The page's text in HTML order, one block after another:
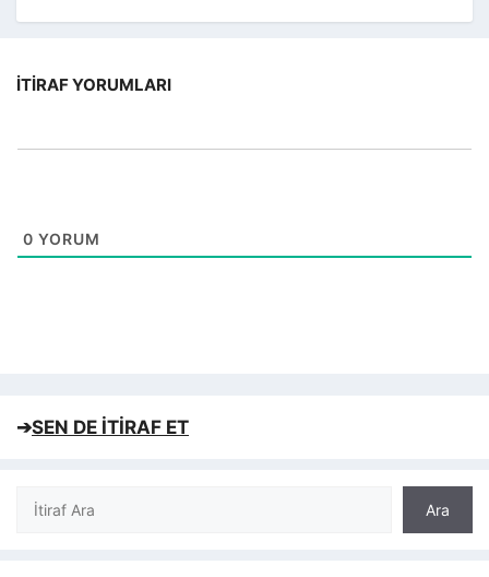
İTIRAF YORUMLARI
0 YORUM
➔SEN DE İTİRAF ET
Ara
Ara